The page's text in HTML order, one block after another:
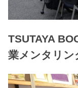
TSUTAYA
業メンタリン